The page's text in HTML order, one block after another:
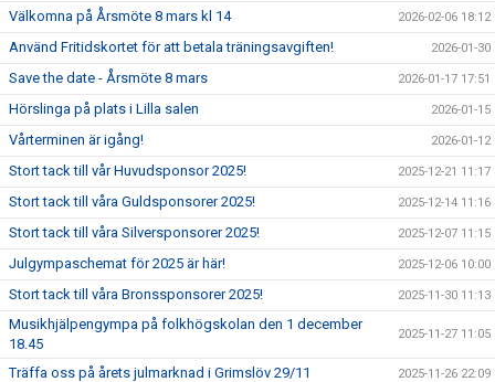
Välkomna på Årsmöte 8 mars kl 14 2026-02-06 18:12
Använd Fritidskortet för att betala träningsavgiften! 2026-01-30
Save the date - Årsmöte 8 mars 2026-01-17 17:51
Hörslinga på plats i Lilla salen 2026-01-15
Vårterminen är igång! 2026-01-12
Stort tack till vår Huvudsponsor 2025! 2025-12-21 11:17
Stort tack till våra Guldsponsorer 2025! 2025-12-14 11:16
Stort tack till våra Silversponsorer 2025! 2025-12-07 11:15
Julgympaschemat för 2025 är här! 2025-12-06 10:00
Stort tack till våra Bronssponsorer 2025! 2025-11-30 11:13
Musikhjälpengympa på folkhögskolan den 1 december
18.45
2025-11-27 11:05
Träffa oss på årets julmarknad i Grimslöv 29/11 2025-11-26 22:09